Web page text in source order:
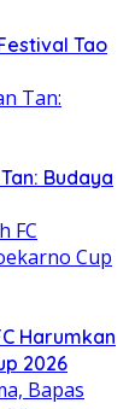
Tao
Budaya
Harumkan
2026